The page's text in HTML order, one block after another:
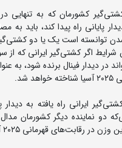
کشورمان که به تنهایی
پایانی راه پیدا کند، باید
توانسته است یک یا دو
اگر کشتی‌گیر ایرانی که از
در دیدار فینال برنده شود، به
ایرانی راه یافته به
دو نماینده دیگر کشورمان
قهرمانی ۲۰۲۵ آسیا شناخته خواهد شد.